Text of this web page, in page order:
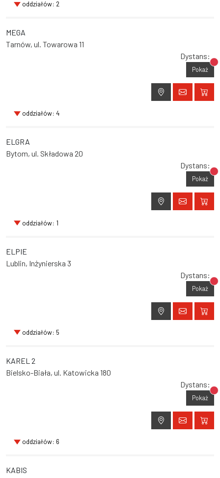
oddziałów: 2
MEGA
Tarnów, ul. Towarowa 11
Dystans:
Pokaż
oddziałów: 4
ELGRA
Bytom, ul. Składowa 20
Dystans:
Pokaż
oddziałów: 1
ELPIE
Lublin, Inżynierska 3
Dystans:
Pokaż
oddziałów: 5
KAREL 2
Bielsko-Biała, ul. Katowicka 180
Dystans:
Pokaż
oddziałów: 6
KABIS